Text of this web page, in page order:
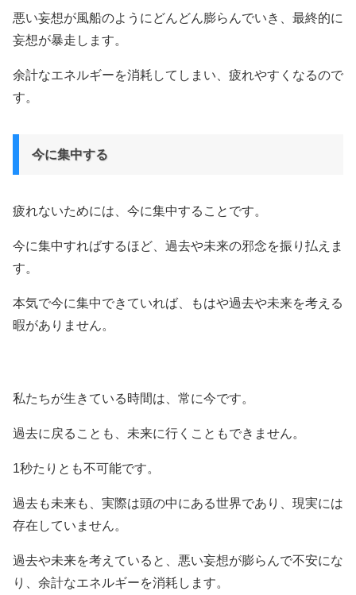
悪い妄想が風船のようにどんどん膨らんでいき、最終的に
妄想が暴走します。
余計なエネルギーを消耗してしまい、疲れやすくなるので
す。
今に集中する
疲れないためには、今に集中することです。
今に集中すればするほど、過去や未来の邪念を振り払えま
す。
本気で今に集中できていれば、もはや過去や未来を考える
暇がありません。
私たちが生きている時間は、常に今です。
過去に戻ることも、未来に行くこともできません。
1秒たりとも不可能です。
過去も未来も、実際は頭の中にある世界であり、現実には
存在していません。
過去や未来を考えていると、悪い妄想が膨らんで不安にな
り、余計なエネルギーを消耗します。